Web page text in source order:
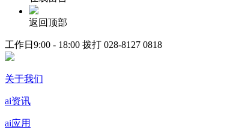
返回顶部
工作日9:00 - 18:00 拨打 028-8127 0818
关于我们
ai资讯
ai应用